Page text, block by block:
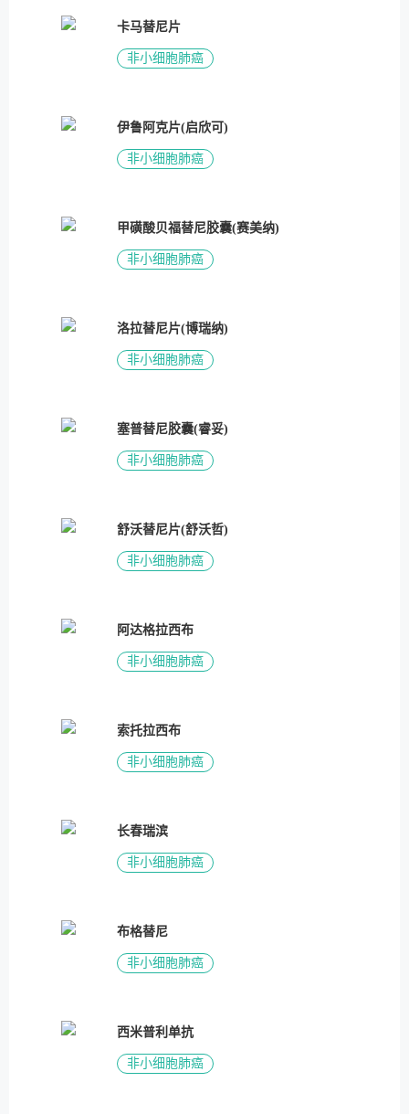
卡马替尼片
非小细胞肺癌
伊鲁阿克片(启欣可)
非小细胞肺癌
甲磺酸贝福替尼胶囊(赛美纳)
非小细胞肺癌
洛拉替尼片(博瑞纳)
非小细胞肺癌
塞普替尼胶囊(睿妥)
非小细胞肺癌
舒沃替尼片(舒沃哲)
非小细胞肺癌
阿达格拉西布
非小细胞肺癌
索托拉西布
非小细胞肺癌
长春瑞滨
非小细胞肺癌
布格替尼
非小细胞肺癌
西米普利单抗
非小细胞肺癌